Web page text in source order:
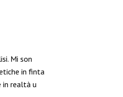
Mi son
in finta
in realtà u